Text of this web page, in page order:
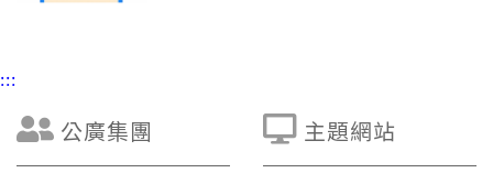
:::
公廣集團 主題網站